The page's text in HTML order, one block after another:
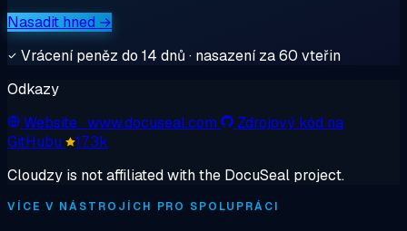
Nasadit hned →
Vrácení peněz do 14 dnů · nasazení za 60 vteřin
Odkazy
Website· www.docuseal.com
Zdrojový kód na
GitHubu
17.3k
Cloudzy is not affiliated with the DocuSeal project.
VÍCE V NÁSTROJÍCH PRO SPOLUPRÁCI